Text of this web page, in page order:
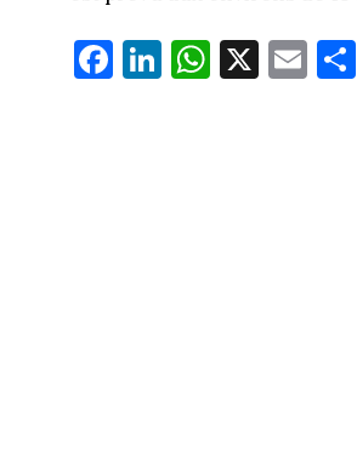
Fa
ce
Li
nk
W
ha
X E
m rt